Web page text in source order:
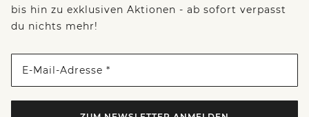
bis hin zu exklusiven Aktionen - ab sofort verpasst
du nichts mehr!
E-Mail-Adresse *